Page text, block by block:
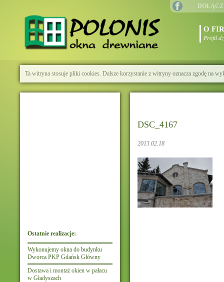
O
Profil
Ta witryna stosuje pliki cookies. Dalsze korzystanie z witryny oznacza zgodę na
Ostatnie realizacje:
Wykonujemy okna do budynku
Dworca PKP Gdańsk Główny
Dostawa i montaż okien w pałacu
w Gładyszach
DSC_4167
2013.02.18